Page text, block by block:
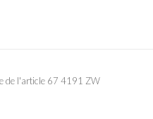
de l'article 67 4191 ZW